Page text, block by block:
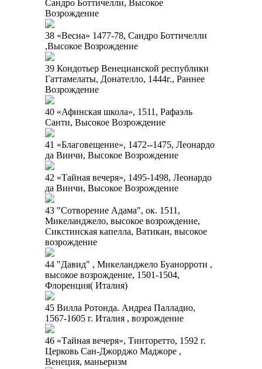
Сандро Боттичелли, Высокое
Возрождение
38 «Весна» 1477-78, Сандро Боттичелли
,Высокое Возрождение
39 Кондотьер Венецианской республики
Гаттамелаты, Донателло, 1444г., Раннее
Возрождение
40 «Афинская школа», 1511, Рафаэль
Санти, Высокое Возрождение
41 «Благовещение», 1472--1475, Леонардо
да Винчи, Высокое Возрождение
42 «Тайная вечеря», 1495-1498, Леонардо
да Винчи, Высокое Возрождение
43 "Сотворение Адама", ок. 1511,
Микеланджело, высокое возрождение,
Сикстинская капелла, Ватикан, высокое
возрождение
44 "Давид" , Микеланджело Буанорроти ,
высокое возрождение, 1501-1504,
Флоренция( Италия)
45 Вилла Ротонда. Андреа Палладио,
1567-1605 г. Италия , возрождение
46 «Тайная вечеря», Тинторетто, 1592 г.
Церковь Сан-Джорджо Маджоре ,
Венеция, маньеризм